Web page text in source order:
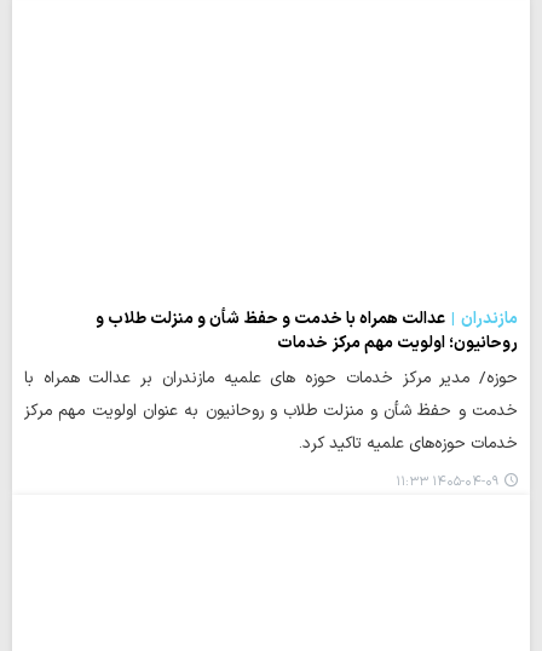
مازندران
عدالت همراه با خدمت و حفظ شأن و منزلت طلاب و
روحانیون؛ اولویت مهم مرکز خدمات
حوزه/ مدیر مرکز خدمات حوزه های علمیه مازندران بر عدالت همراه با
خدمت و حفظ شأن و منزلت طلاب و روحانیون به عنوان اولویت مهم مرکز
خدمات حوزه‌های علمیه تاکید کرد.
۱۴۰۵-۰۴-۰۹ ۱۱:۳۳